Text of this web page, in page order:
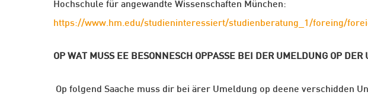
Hochschule für angewandte Wissenschaften München:
https://www.hm.edu/studieninteressiert/studienberatung_1/foreing/
OP WAT MUSS EE BESONNESCH OPPASSE BEI DER UMELDUNG OP
Op folgend Saache muss dir bei ärer Umeldung op deene verschidden